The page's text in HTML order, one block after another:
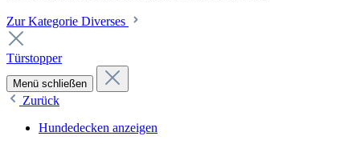
Zur Kategorie Diverses
Türstopper
Menü schließen
Zurück
Hundedecken anzeigen